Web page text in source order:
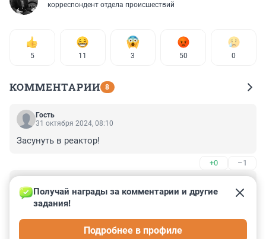
корреспондент отдела происшествий
5 11 3 50 0
КОММЕНТАРИИ 8
Гость
31 октября 2024, 08:10
Засунуть в реактор!
+0 –1
30 октября 2024, 22:28
Бред полный. ЛЭП под Гатчиной отношение к ЛАЭС
имеет весьма отдалённое, и уж никак не влияет на
работу реакторов.
Получай награды за комментарии и другие
задания!
Подробнее в профиле